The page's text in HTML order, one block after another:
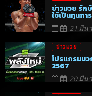
ข่าวมวย รัก
ใช้เป็นทุนก
21 มีน
ข่าวมวย
โปรแกรมม
2567
20 มีน